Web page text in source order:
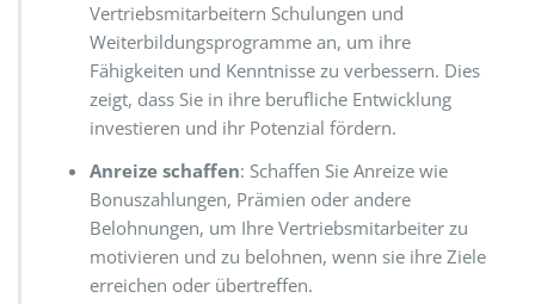
Vertriebsmitarbeitern Schulungen und
Weiterbildungsprogramme an, um ihre
Fähigkeiten und Kenntnisse zu verbessern. Dies
zeigt, dass Sie in ihre berufliche Entwicklung
investieren und ihr Potenzial fördern.
Anreize schaffen: Schaffen Sie Anreize wie
Bonuszahlungen, Prämien oder andere
Belohnungen, um Ihre Vertriebsmitarbeiter zu
motivieren und zu belohnen, wenn sie ihre Ziele
erreichen oder übertreffen.